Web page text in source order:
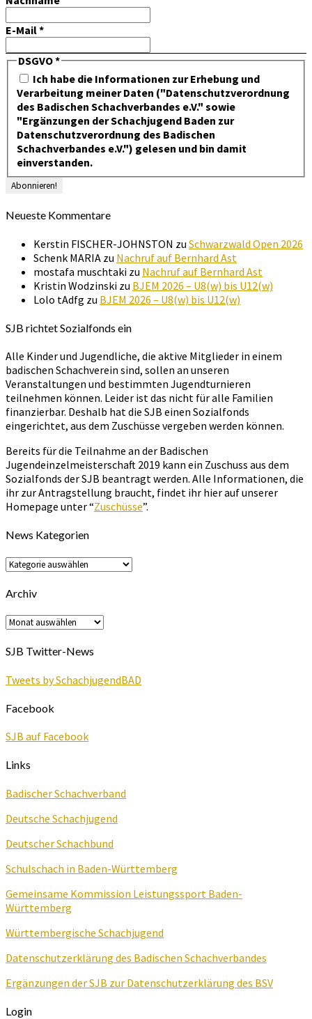
E-Mail*
DSGVO*
Ich habe die Informationen zur Erhebung und
Verarbeitung meiner Daten ("Datenschutzverordnung
des Badischen Schachverbandes e.V." sowie
"Ergänzungen der Schachjugend Baden zur
Datenschutzverordnung des Badischen
Schachverbandes e.V.") gelesen und bin damit
einverstanden.
Neueste Kommentare
Kerstin FISCHER-JOHNSTON zu Schwarzwald Open 2026
Schenk MARIA zu Nachruf auf Bernhard Ast
mostafa muschtaki zu Nachruf auf Bernhard Ast
Kristin Wodzinski zu BJEM 2026 – U8(w) bis U12(w)
Lolo tAdfg zu BJEM 2026 – U8(w) bis U12(w)
SJB richtet Sozialfonds ein
Alle Kinder und Jugendliche, die aktive Mitglieder in einem
badischen Schachverein sind, sollen an unseren
Veranstaltungen und bestimmten Jugendturnieren
teilnehmen können. Leider ist das nicht für alle Familien
finanzierbar. Deshalb hat die SJB einen Sozialfonds
eingerichtet, aus dem Zuschüsse vergeben werden können.
Bereits für die Teilnahme an der Badischen
Jugendeinzelmeisterschaft 2019 kann ein Zuschuss aus dem
Sozialfonds der SJB beantragt werden. Alle Informationen, die
ihr zur Antragstellung braucht, findet ihr hier auf unserer
Homepage unter “Zuschüsse”.
News Kategorien
News
Kategorien
Archiv
Archiv
SJB Twitter-News
Tweets by SchachjugendBAD
Facebook
SJB auf Facebook
Links
Badischer Schachverband
Deutsche Schachjugend
Deutscher Schachbund
Schulschach in Baden-Württemberg
Gemeinsame Kommission Leistungssport Baden-
Württemberg
Württembergische Schachjugend
Datenschutzerklärung des Badischen Schachverbandes
Ergänzungen der SJB zur Datenschutzerklärung des BSV
Login